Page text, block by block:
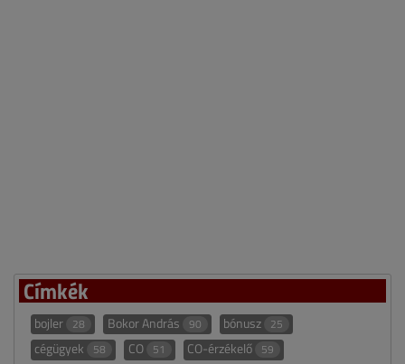
Címkék
bojler 28 Bokor András 90 bónusz 25
cégügyek 58 CO 51 CO-érzékelő 59